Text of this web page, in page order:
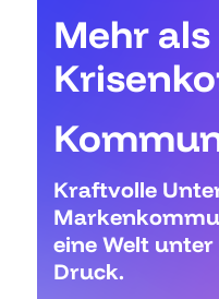
Mehr als
Kraftvolle
eine Welt
Druck.